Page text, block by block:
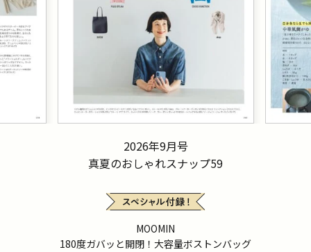
2026年9月号
真夏のおしゃれスナップ59
MOOMIN
180度ガバッと開閉！大容量ボストンバッグ